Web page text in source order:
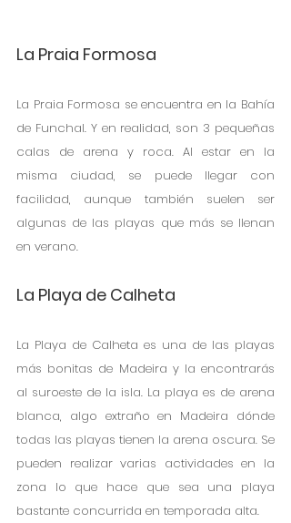
La Praia Formosa
La Praia Formosa se encuentra en la Bahía
de Funchal. Y en realidad, son 3 pequeñas
calas de arena y roca. Al estar en la
misma ciudad, se puede llegar con
facilidad, aunque también suelen ser
algunas de las playas que más se llenan
en verano.
La Playa de Calheta
La Playa de Calheta es una de las playas
más bonitas de Madeira y la encontrarás
al suroeste de la isla. La playa es de arena
blanca, algo extraño en Madeira dónde
todas las playas tienen la arena oscura. Se
pueden realizar varias actividades en la
zona lo que hace que sea una playa
bastante concurrida en temporada alta.